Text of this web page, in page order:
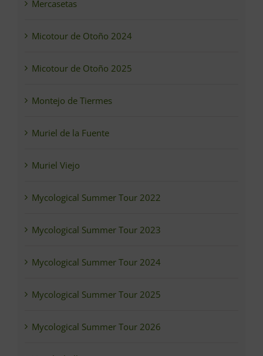
Mercasetas
Micotour de Otoño 2024
Micotour de Otoño 2025
Montejo de Tiermes
Muriel de la Fuente
Muriel Viejo
Mycological Summer Tour 2022
Mycological Summer Tour 2023
Mycological Summer Tour 2024
Mycological Summer Tour 2025
Mycological Summer Tour 2026